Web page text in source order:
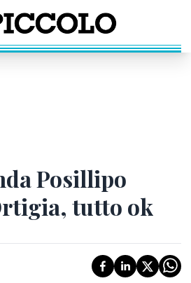
Posillipo
tutto ok